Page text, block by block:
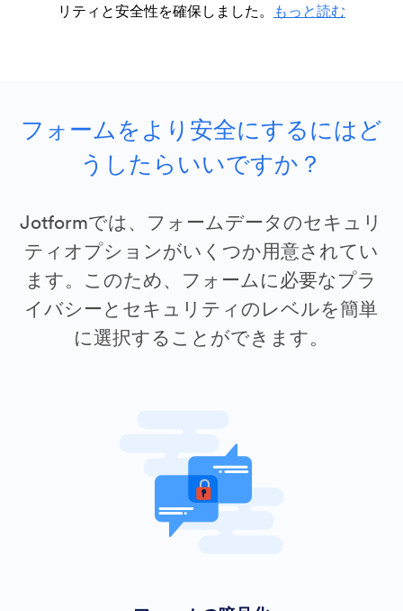
リティと安全性を確保しました。
もっと読む
フォームをより安全にするにはど
うしたらいいですか？
Jotformでは、フォームデータのセキュリ
ティオプションがいくつか用意されてい
ます。このため、フォームに必要なプラ
イバシーとセキュリティのレベルを簡単
に選択することができます。